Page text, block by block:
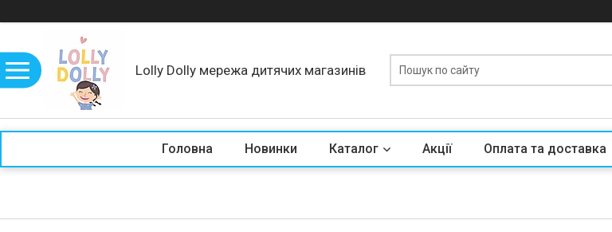
Lolly Dolly мережа дитячих магазинів
Головна Новинки Каталог Акції Оплата та доставка